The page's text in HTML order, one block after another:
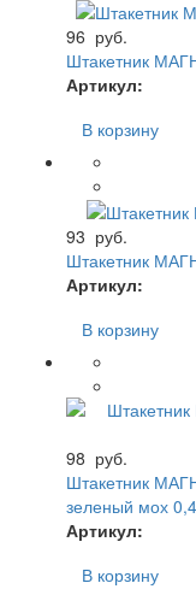
96 руб.
Штакетник
Артикул:
В корзину
93 руб.
Штакетник
Артикул:
В корзину
98 руб.
Штакетник
зеленый мох
Артикул:
В корзину